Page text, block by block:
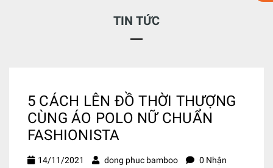
TIN TỨC
5 CÁCH LÊN ĐỒ THỜI THƯỢNG
CÙNG ÁO POLO NỮ CHUẨN
FASHIONISTA
14/11/2021 dong phuc bamboo
0 Nhận